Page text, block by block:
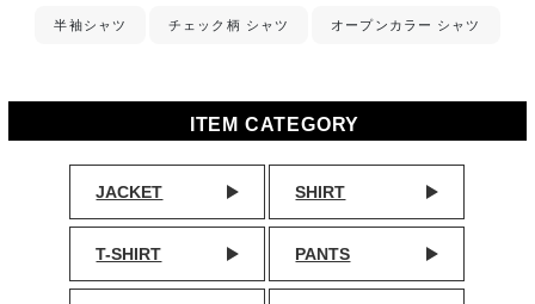
半袖シャツ チェック柄 シャツ オープンカラー シャツ
ITEM CATEGORY
JACKET SHIRT
T-SHIRT PANTS